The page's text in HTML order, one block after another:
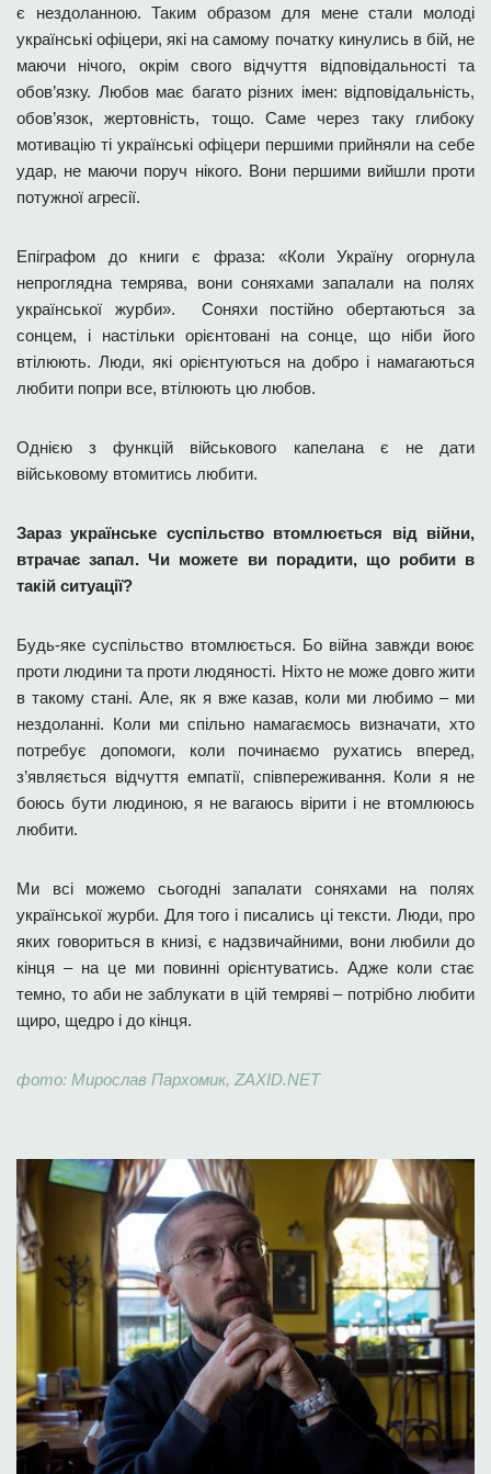
є нездоланною. Таким образом для мене стали молоді
українські офіцери, які на самому початку кинулись в бій, не
маючи нічого, окрім свого відчуття відповідальності та
обов’язку. Любов має багато різних імен: відповідальність,
обов’язок, жертовність, тощо. Саме через таку глибоку
мотивацію ті українські офіцери першими прийняли на себе
удар, не маючи поруч нікого. Вони першими вийшли проти
потужної агресії.
Епіграфом до книги є фраза: «Коли Україну огорнула
непроглядна темрява, вони соняхами запалали на полях
української журби». Соняхи постійно обертаються за
сонцем, і настільки орієнтовані на сонце, що ніби його
втілюють. Люди, які орієнтуються на добро і намагаються
любити попри все, втілюють цю любов.
Однією з функцій військового капелана є не дати
військовому втомитись любити.
Зараз українське суспільство втомлюється від війни,
втрачає запал. Чи можете ви порадити, що робити в
такій ситуації?
Будь-яке суспільство втомлюється. Бо війна завжди воює
проти людини та проти людяності. Ніхто не може довго жити
в такому стані. Але, як я вже казав, коли ми любимо – ми
нездоланні. Коли ми спільно намагаємось визначати, хто
потребує допомоги, коли починаємо рухатись вперед,
з’являється відчуття емпатії, співпереживання. Коли я не
боюсь бути людиною, я не вагаюсь вірити і не втомлююсь
любити.
Ми всі можемо сьогодні запалати соняхами на полях
української журби. Для того і писались ці тексти. Люди, про
яких говориться в книзі, є надзвичайними, вони любили до
кінця – на це ми повинні орієнтуватись. Адже коли стає
темно, то аби не заблукати в цій темряві – потрібно любити
щиро, щедро і до кінця.
фото: Мирослав Пархомик, ZAXID.NET